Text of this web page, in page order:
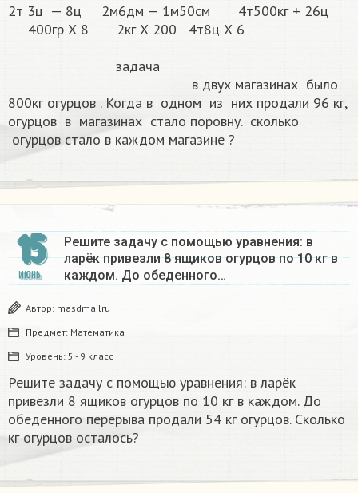
2т 3ц — 8ц 2м6дм — 1м50см 4т500кг + 26ц
400гр Х 8 2кг Х 200 4т8ц Х 6
задача
в двух магазинах было
800кг огурцов . Когда в одном из них продали 96 кг,
огурцов в магазинах стало поровну. сколько
огурцов стало в каждом магазине ?
15
ИЮНЬ
Решите задачу с помощью уравнения: в
ларёк привезли 8 ящиков огурцов по 10 кг в
каждом. До обеденного…
Автор: masdmailru
Предмет: Математика
Уровень: 5 - 9 класс
Решите задачу с помощью уравнения: в ларёк
привезли 8 ящиков огурцов по 10 кг в каждом. До
обеденного перерыва продали 54 кг огурцов. Сколько
кг огурцов осталось?